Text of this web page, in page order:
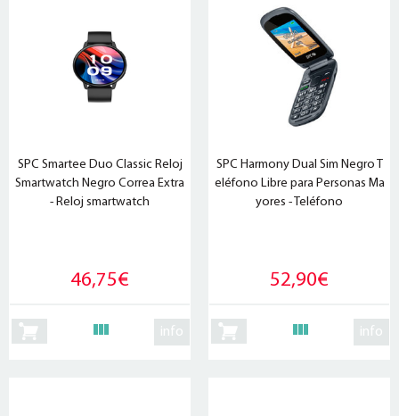
SPC Smartee Duo Classic Reloj
Smartwatch Negro Correa Extra
- Reloj smartwatch
46,75€
info
SPC Harmony Dual Sim Negro T
eléfono Libre para Personas Ma
yores - Teléfono
52,90€
info